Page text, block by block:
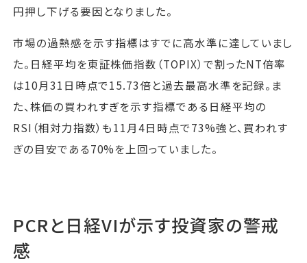
円押し下げる要因となりました。
市場の過熱感を示す指標はすでに高水準に達していまし
た。日経平均を東証株価指数（TOPIX）で割ったNT倍率
は10月31日時点で15.73倍と過去最高水準を記録。ま
た、株価の買われすぎを示す指標である日経平均の
RSI（相対力指数）も11月4日時点で73%強と、買われす
ぎの目安である70%を上回っていました。
PCRと日経VIが示す投資家の警戒
感